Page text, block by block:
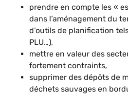
prendre en compte les «
dans l’aménagement du
d’outils de planification
PLU…),
mettre en valeur des
fortement contraints,
supprimer des dépôts de
déchets sauvages en